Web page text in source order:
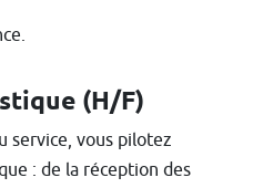
(H/F)
service, vous pilotez
: de la réception des